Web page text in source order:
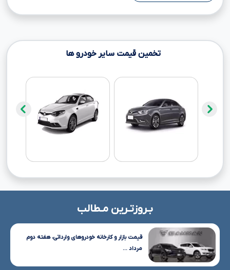
تخمین قیمت سایر خودرو ها
بـروزتـرین مـطالب
قیمت بازار و کارخانه خودروهای وارداتی، هفته دوم
مرداد ...